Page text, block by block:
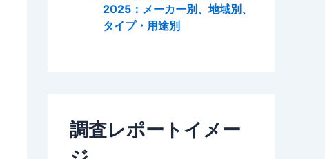
2025：メーカー別、地域別、
タイプ・用途別
調査レポートイメー